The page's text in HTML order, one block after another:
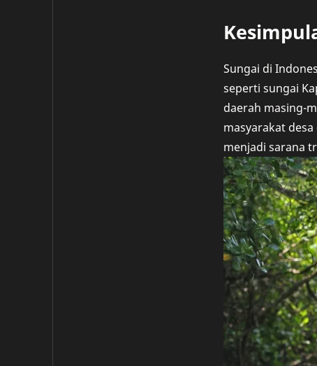
Sungai di
seperti sungai
daerah masing-
masyarakat
menjadi sarana